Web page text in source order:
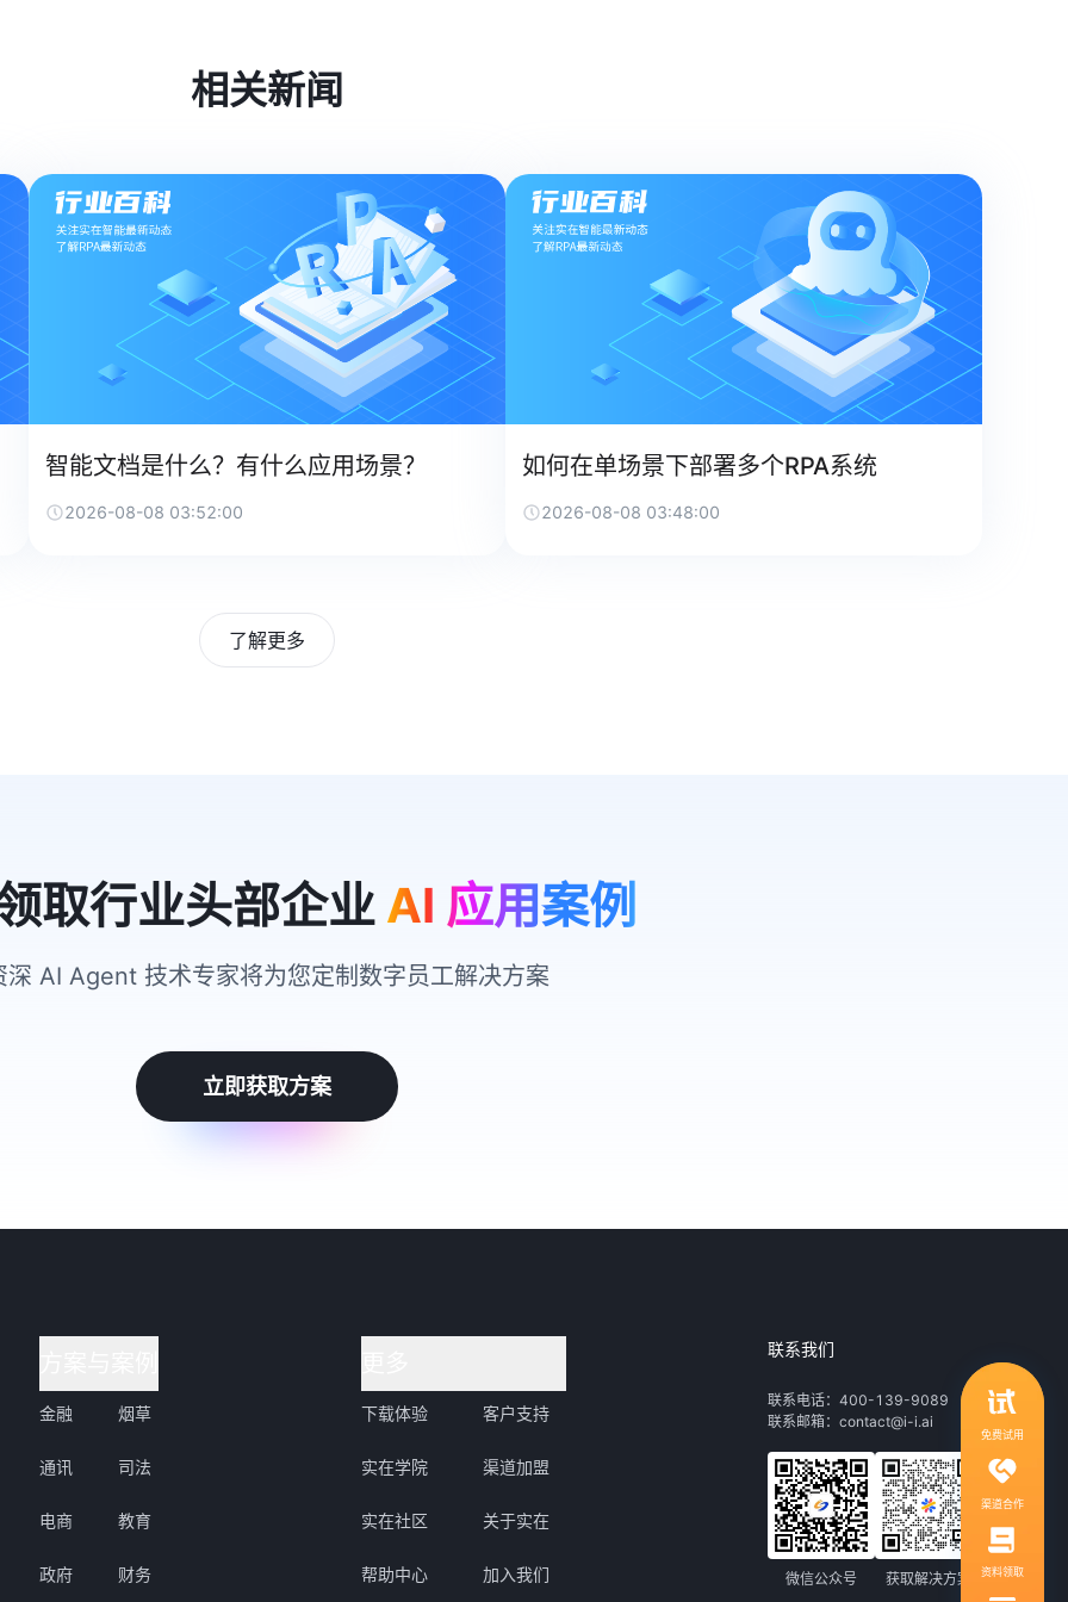
相关新闻
智能文档是什么？有什么应用场景？
2026-08-08 03:52:00
如何在单场景下部署多个RPA系统
2026-08-08 03:48:00
了解更多
取行业头部企业 AI 应用案例
深 AI Agent 技术专家将为您定制数字员工解决方案
立即获取方案
金融
通讯
电商
政府
烟草
司法
教育
财务
下载体验
实在学院
实在社区
帮助中心
客户支持
渠道加盟
关于实在
加入我们
联系我们
联系电话：400-139-9089
联系邮箱：contact@i-i.ai
微信公众号 获取解决方案
免费试用
渠道合作
资料领取
领取行业自动化解决方案